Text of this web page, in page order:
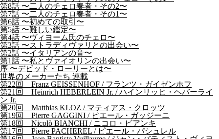
第8話 〜二人のチェロ奏者・その2〜
第7話 〜二人のチェロ奏者・その1〜
第6話 〜初めての取引〜
第5話 〜難しい鑑定〜
第4話 〜ヴィヨーム氏のチェロ〜
第3話 〜ストラディヴァリとの出会い〜
第2話 〜イタリアンの音〜
第1話 〜私とヴァイオリンの出会い〜
序 〜デビッド・ローリーとは〜
世界のメーカーたち 連載
第22回 Franz GEISSENHOF / フランツ・ガイゼンホフ
第21回 Heinrich HEBERLEIN Jr. / ハインリッヒ・ヘバーライ
ン Jr.
第20回 Matthias KLOZ / マティアス・クロッツ
第19回 Pierre GAGGINI / ピエール・ガッジーニ
第18回 Nicolò BIANCHI / ニコロ・ビアンキ
第17回 Pierre PACHEREL / ピエール・パシュレル